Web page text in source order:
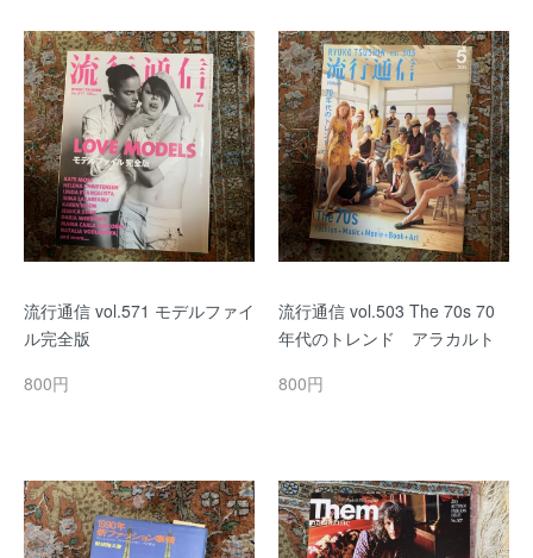
流行通信 vol.571 モデルファイ
ル完全版
800円
流行通信 vol.503 The 70s 70
年代のトレンド アラカルト
800円